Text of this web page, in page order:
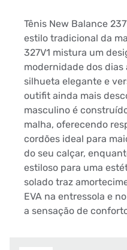
Tênis New Balance
estilo tradicional da
327V1 mistura um
modernidade dos
silhueta elegante e
outifit ainda mais
masculino é
malha, oferecendo
cordões ideal para
do seu calçar,
estiloso para uma
solado traz
EVA na entressola e
a sensação de